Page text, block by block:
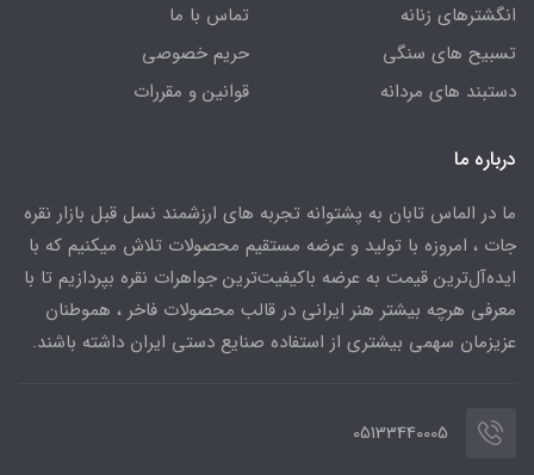
انگشترهای زنانه
تسبیح های سنگی
دستبند های مردانه
تماس با ما
حریم خصوصی
قوانین و مقررات
درباره ما
ما در الماس تابان به پشتوانه تجربه های ارزشمند نسل قبل بازار نقره
جات ، امروزه با تولید و عرضه مستقیم محصولات تلاش میکنیم که با
ایده‌آل‌ترین قیمت به عرضه باکیفیت‌ترین جواهرات نقره بپردازیم تا با
معرفی هرچه بیشتر هنر ایرانی در قالب محصولات فاخر ، هموطنان
عزیزمان سهمی بیشتری از استفاده صنایع دستی ایران داشته باشند.
05133440005